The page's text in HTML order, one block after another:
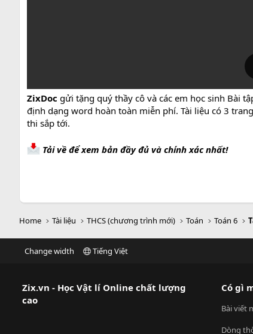
ZixDoc gửi tặng quý thầy cô và các em học sinh Bài
định dạng word hoàn toàn miễn phí. Tài liệu có 3
thi sắp tới.
Tải về để xem bản đầy đủ và chính xác nhất!
Home Tài liệu THCS (chương trình mới) Toán Toán 6
Change width Tiếng Việt
Zix.vn - Học Vật lí Online chất lượng
cao
Có gì
Bài viết
Dòng